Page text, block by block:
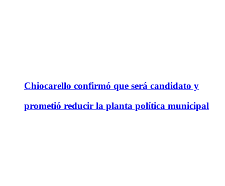
Chiocarello confirmó que será candidato y
prometió reducir la planta política municipal